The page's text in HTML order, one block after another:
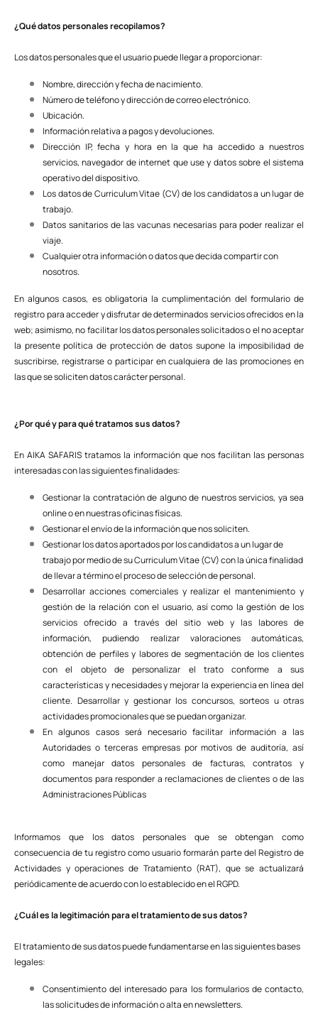
¿Qué datos personales recopilamos?
Los datos personales que el usuario puede llegar a proporcionar:
Nombre, dirección y fecha de nacimiento.
Número de teléfono y dirección de correo electrónico.
Ubicación.
Información relativa a pagos y devoluciones.
Dirección IP, fecha y hora en la que ha accedido a nuestros
servicios, navegador de internet que use y datos sobre el sistema
operativo del dispositivo.
Los datos de Curriculum Vitae (CV) de los candidatos a un lugar de
trabajo.
Datos sanitarios de las vacunas necesarias para poder realizar el
viaje.
Cualquier otra información o datos que decida compartir con
nosotros.
En algunos casos, es obligatoria la cumplimentación del formulario de
registro para acceder y disfrutar de determinados servicios ofrecidos en la
web; asimismo, no facilitar los datos personales solicitados o el no aceptar
la presente política de protección de datos supone la imposibilidad de
suscribirse, registrarse o participar en cualquiera de las promociones en
las que se soliciten datos carácter personal.
¿Por qué y para qué tratamos sus datos?
En AIKA SAFARIS tratamos la información que nos facilitan las personas
interesadas con las siguientes finalidades:
Gestionar la contratación de alguno de nuestros servicios, ya sea
online o en nuestras oficinas físicas.
Gestionar el envío de la información que nos soliciten.
Gestionar los datos aportados por los candidatos a un lugar de
trabajo por medio de su Curriculum Vitae (CV) con la única finalidad
de llevar a término el proceso de selección de personal.
Desarrollar acciones comerciales y realizar el mantenimiento y
gestión de la relación con el usuario, así como la gestión de los
servicios ofrecido a través del sitio web y las labores de
información, pudiendo realizar valoraciones automáticas,
obtención de perfiles y labores de segmentación de los clientes
con el objeto de personalizar el trato conforme a sus
características y necesidades y mejorar la experiencia en línea del
cliente. Desarrollar y gestionar los concursos, sorteos u otras
actividades promocionales que se puedan organizar.
En algunos casos será necesario facilitar información a las
Autoridades o terceras empresas por motivos de auditoría, así
como manejar datos personales de facturas, contratos y
documentos para responder a reclamaciones de clientes o de las
Administraciones Públicas
Informamos que los datos personales que se obtengan como
consecuencia de tu registro como usuario formarán parte del Registro de
Actividades y operaciones de Tratamiento (RAT), que se actualizará
periódicamente de acuerdo con lo establecido en el RGPD.
¿Cuál es la legitimación para el tratamiento de sus datos?
El tratamiento de sus datos puede fundamentarse en las siguientes bases
legales:
Consentimiento del interesado para los formularios de contacto,
las solicitudes de información o alta en newsletters.